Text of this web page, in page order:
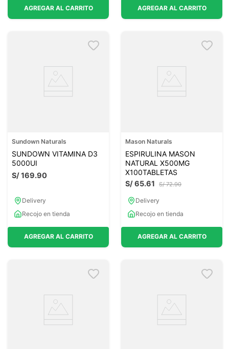
AGREGAR AL CARRITO AGREGAR AL CARRITO
Sundown Naturals
SUNDOWN VITAMINA D3
5000UI
S/169.90
Delivery
Recojo en tienda
AGREGAR AL CARRITO
Mason Naturals
ESPIRULINA MASON
NATURAL X500MG
X100TABLETAS
S/ 72.90
S/65.61
Delivery
Recojo en tienda
AGREGAR AL CARRITO